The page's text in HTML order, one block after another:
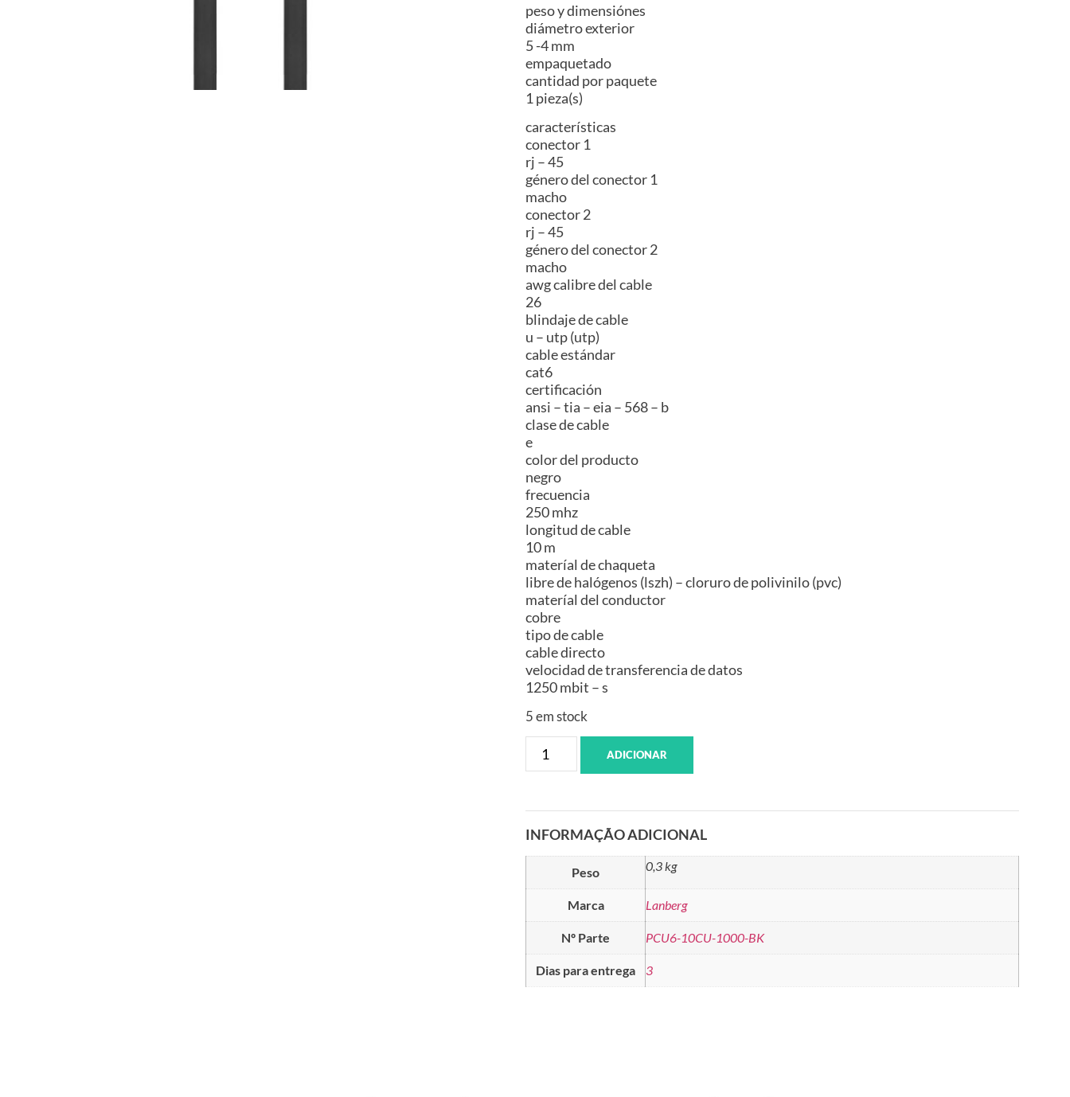
peso y dimensiónes
diámetro exterior
5 -4 mm
empaquetado
cantidad por paquete
1 pieza(s)
características
conector 1
rj – 45
género del conector 1
macho
conector 2
rj – 45
género del conector 2
macho
awg calibre del cable
26
blindaje de cable
u – utp (utp)
cable estándar
cat6
certificación
ansi – tia – eia – 568 – b
clase de cable
e
color del producto
negro
frecuencia
250 mhz
longitud de cable
10 m
materíal de chaqueta
libre de halógenos (lszh) – cloruro de polivinilo (pvc)
materíal del conductor
cobre
tipo de cable
cable directo
velocidad de transferencia de datos
1250 mbit – s
5 em stock
ADICIONAR
INFORMAÇÃO ADICIONAL
Peso 0,3 kg
Marca Lanberg
Nº Parte PCU6-10CU-1000-BK
Dias para entrega 3